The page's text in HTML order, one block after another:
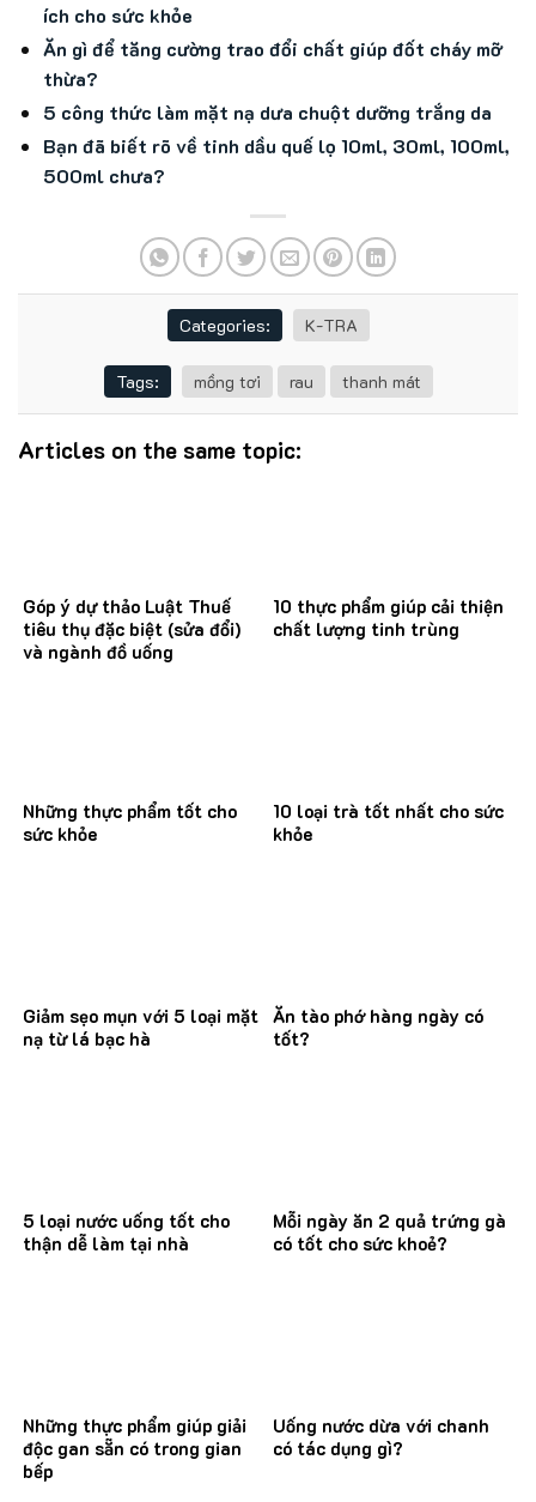
ích cho sức khỏe
Ăn gì để tăng cường trao đổi chất giúp đốt cháy mỡ
thừa?
5 công thức làm mặt nạ dưa chuột dưỡng trắng da
Bạn đã biết rõ về tinh dầu quế lọ 10ml, 30ml, 100ml,
500ml chưa?
Categories: K-TRA
Tags: mồng tơi rau thanh mát
Articles on the same topic:
Góp ý dự thảo Luật Thuế
tiêu thụ đặc biệt (sửa đổi)
và ngành đồ uống
10 thực phẩm giúp cải thiện
chất lượng tinh trùng
Những thực phẩm tốt cho
sức khỏe
10 loại trà tốt nhất cho sức
khỏe
Giảm sẹo mụn với 5 loại mặt
nạ từ lá bạc hà
Ăn tào phớ hàng ngày có
tốt?
5 loại nước uống tốt cho
thận dễ làm tại nhà
Mỗi ngày ăn 2 quả trứng gà
có tốt cho sức khoẻ?
Những thực phẩm giúp giải
độc gan sẵn có trong gian
bếp
Uống nước dừa với chanh
có tác dụng gì?